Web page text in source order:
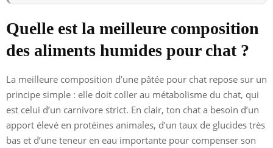
Quelle est la meilleure composition
des aliments humides pour chat ?
La meilleure composition d’une pâtée pour chat repose sur un
principe simple : elle doit coller au métabolisme du chat, qui
est celui d’un carnivore strict. En clair, ton chat a besoin d’un
apport élevé en protéines animales, d’un taux de glucides très
bas et d’une teneur en eau importante pour compenser son